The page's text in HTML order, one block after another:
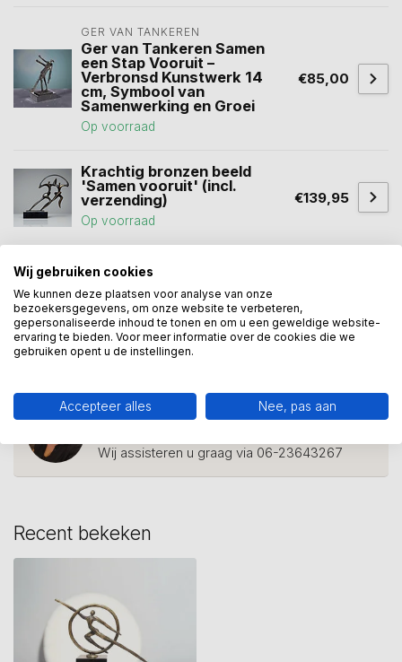
GER VAN TANKEREN
Ger van Tankeren Samen
een Stap Vooruit –
Verbronsd Kunstwerk 14
cm, Symbool van
Samenwerking en Groei
Op voorraad
€85,00
Krachtig bronzen beeld
'Samen vooruit' (incl.
verzending)
Op voorraad
€139,95
Bronzen beeld(61) groei (2) persoonlijke groei(3)
positiviteit(2) succes
Heeft u een vraag over dit
Wij assisteren u graag via 06-23643267
Recent bekeken
Wij gebruiken cookies
We kunnen deze plaatsen voor analyse van onze
bezoekersgegevens, om onze website te verbeteren,
gepersonaliseerde inhoud te tonen en om u een geweldige website-
ervaring te bieden. Voor meer informatie over de cookies die we
gebruiken opent u de instellingen.
Accepteer alles Nee, pas aan